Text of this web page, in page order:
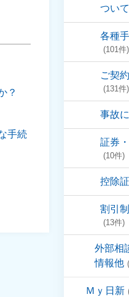
ついて
各種
(101件)
ご契
(131件)
事故
証券
(10件)
控除
割引
(13件)
外部相
情報他
Ｍｙ日新
？
手続